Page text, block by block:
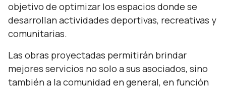
objetivo de optimizar los espacios donde se
desarrollan actividades deportivas, recreativas y
comunitarias.
Las obras proyectadas permitirán brindar
mejores servicios no solo a sus asociados, sino
también a la comunidad en general, en función